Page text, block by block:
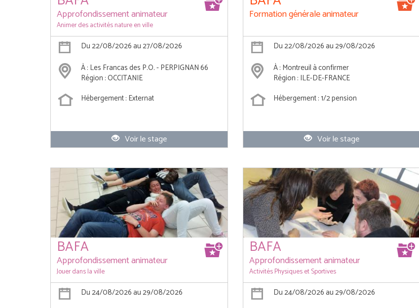
Approfondissement animateur
Animer des activités nature en ville
Du 22/08/2026 au 27/08/2026
À : Les Francas des P.O. - PERPIGNAN 66
Région : OCCITANIE
Hébergement : Externat
Voir le stage
Formation générale animateur
Du 22/08/2026 au 29/08/2026
À : Montreuil à confirmer
Région : ILE-DE-FRANCE
Hébergement : 1/2 pension
Voir le stage
BAFA
Approfondissement animateur
Jouer dans la ville
Du 24/08/2026 au 29/08/2026
BAFA
Approfondissement animateur
Activités Physiques et Sportives
Du 24/08/2026 au 29/08/2026